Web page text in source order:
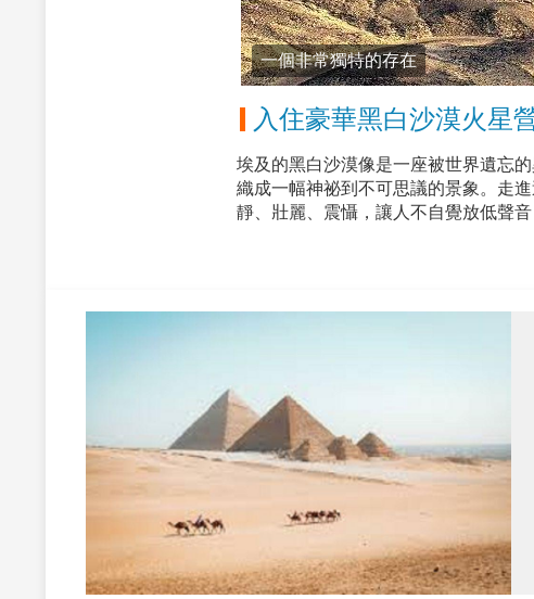
一個非常獨特的存在
入住豪華黑白沙漠火星
埃及的黑白沙漠像是一座被世界遺忘
織成一幅神祕到不可思議的景象。走
靜、壯麗、震懾，讓人不自覺放低聲